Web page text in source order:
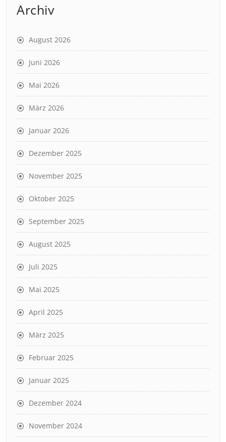
Archiv
August 2026
Juni 2026
Mai 2026
März 2026
Januar 2026
Dezember 2025
November 2025
Oktober 2025
September 2025
August 2025
Juli 2025
Mai 2025
April 2025
März 2025
Februar 2025
Januar 2025
Dezember 2024
November 2024